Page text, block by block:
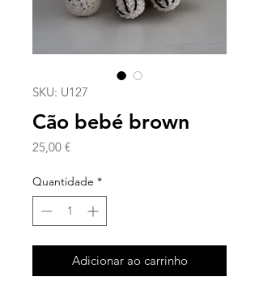
SKU: U127
Cão bebé brown
25,00 €Preço
Quantidade *
Adicionar ao carrinho